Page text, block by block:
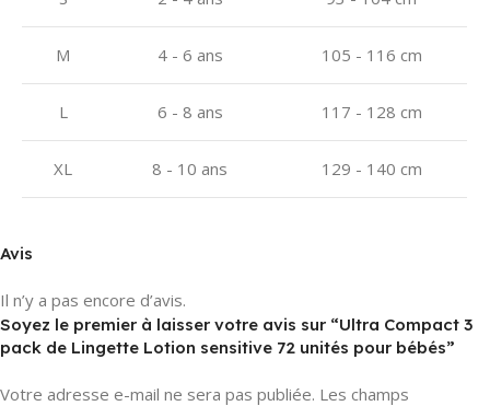
M 4 - 6 ans 105 - 116 cm
L 6 - 8 ans 117 - 128 cm
XL 8 - 10 ans 129 - 140 cm
Avis
Il n’y a pas encore d’avis.
Soyez le premier à laisser votre avis sur “Ultra Compact 3
pack de Lingette Lotion sensitive 72 unités pour bébés”
Votre adresse e-mail ne sera pas publiée. Les champs